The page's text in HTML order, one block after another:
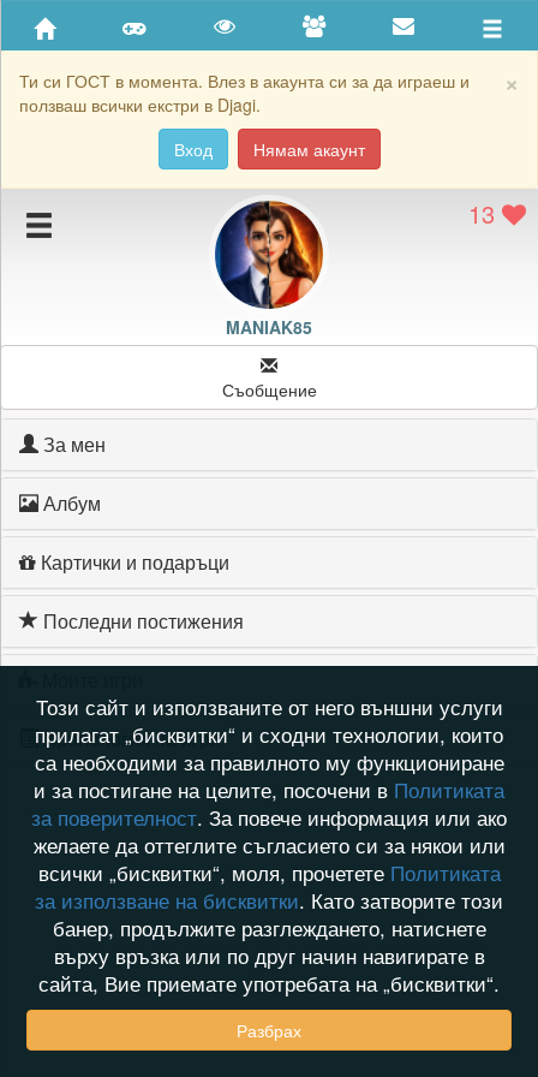
×
Ти си ГОСТ в момента. Влез в акаунта си за да играеш и
ползваш всички екстри в Djagi.
Вход
Нямам акаунт
Приятели
Хронология на игри
Подаръците на MANIAK85
Картичките на MANIAK85
13
MANIAK85
Съобщение
За мен
Албум
Картички и подаръци
Последни постижения
Хронология на игри
Този сайт и използваните от него външни услуги
прилагат „бисквитки“ и сходни технологии, които
са необходими за правилното му функциониране
и за постигане на целите, посочени в Политиката
за поверителност. За повече информация или ако
желаете да оттеглите съгласието си за някои или
всички „бисквитки“, моля, прочетете Политиката
за използване на бисквитки. Като затворите този
банер, продължите разглеждането, натиснете
върху връзка или по друг начин навигирате в
сайта, Вие приемате употребата на „бисквитки“.
Разбрах